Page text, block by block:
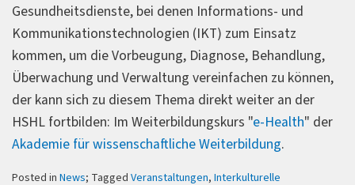
Gesundheitsdienste, bei denen Informations- und
Kommunikationstechnologien (IKT) zum Einsatz
kommen, um die Vorbeugung, Diagnose, Behandlung,
Überwachung und Verwaltung vereinfachen zu können,
der kann sich zu diesem Thema direkt weiter an der
HSHL fortbilden: Im Weiterbildungskurs "e-Health" der
Akademie für wissenschaftliche Weiterbildung.
Posted in News; Tagged Veranstaltungen, Interkulturelle